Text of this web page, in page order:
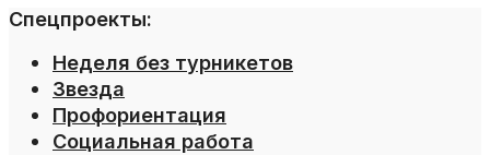
Спецпроекты:
Неделя без турникетов
Звезда
Профориентация
Социальная работа